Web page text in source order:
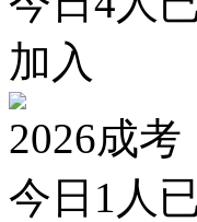
加入
2026成
今日 1 人